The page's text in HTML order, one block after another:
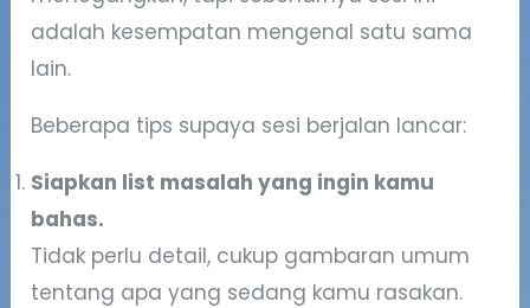
adalah kesempatan mengenal satu sama
lain.
Beberapa tips supaya sesi berjalan lancar:
Siapkan list masalah yang ingin kamu
bahas.
Tidak perlu detail, cukup gambaran umum
tentang apa yang sedang kamu rasakan.